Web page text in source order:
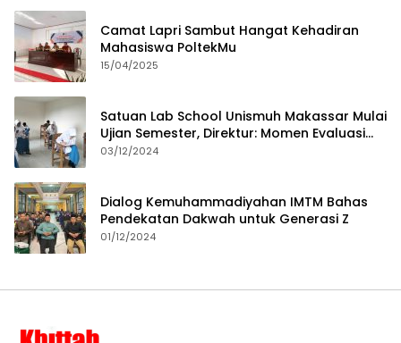
Camat Lapri Sambut Hangat Kehadiran
Mahasiswa PoltekMu
15/04/2025
Satuan Lab School Unismuh Makassar Mulai
Ujian Semester, Direktur: Momen Evaluasi
Proses Pembelajaran
03/12/2024
Dialog Kemuhammadiyahan IMTM Bahas
Pendekatan Dakwah untuk Generasi Z
01/12/2024